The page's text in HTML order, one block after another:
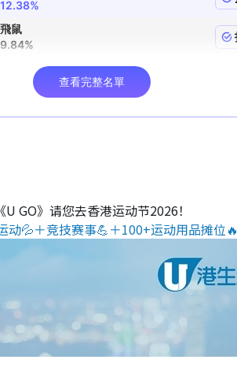
《U GO》请您去香港运动节2026！
动💦＋竞技赛事💪＋100+运动用品摊位🔥